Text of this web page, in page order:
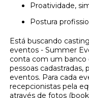
Proatividade,
Postura
Está buscando
eventos - Summer
conta com um banco
pessoas cadastradas,
eventos. Para cada
recepcionistas pela
através de fotos